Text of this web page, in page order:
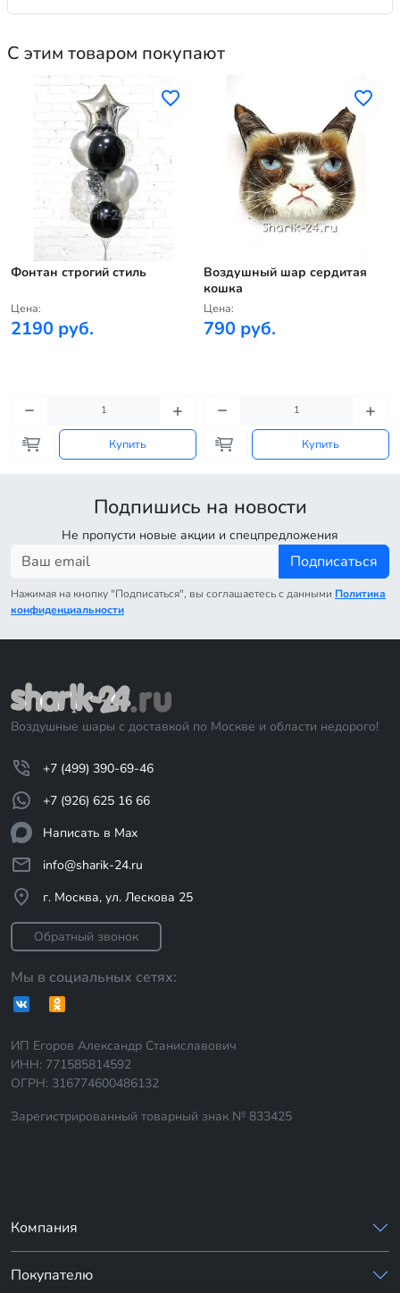
С этим товаром покупают
Фонтан строгий стиль
Цена:
2190 руб.
Купить
Воздушный шар сердитая
кошка
Цена:
790 руб.
Купить
Подпишись на новости
Не пропусти новые акции и спецпредложения
Подписаться
Нажимая на кнопку "Подписаться", вы соглашаетесь с данными Политика
конфиденциальности
Воздушные шары с доставкой по Москве и области недорого!
+7 (499) 390-69-46
+7 (926) 625 16 66
Написать в Max
info@sharik-24.ru
г. Москва, ул. Лескова 25
Обратный звонок
Мы в социальных сетях:
ИП Егоров Александр Станиславович
ИНН: 771585814592
ОГРН: 316774600486132
Зарегистрированный товарный знак № 833425
Компания
Покупателю